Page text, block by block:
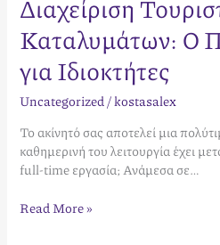
Διαχείριση
Καταλυμάτων: Ο
για Ιδιοκτήτες
Uncategorized/kostasalex
Το ακίνητό σας αποτελεί μια
καθημερινή του λειτουργία έχει
full-time εργασία; Ανάμεσα σε…
Read More »